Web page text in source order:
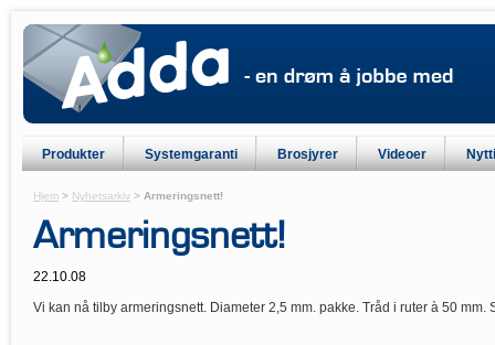
Produkter Systemgaranti Brosjyrer Videoer
Hjem > Nyhetsarkiv > Armeringsnett!
Armeringsnett!
22.10.08
Vi kan nå tilby armeringsnett. Diameter 2,5 mm. pakke. Tråd i ruter à 50